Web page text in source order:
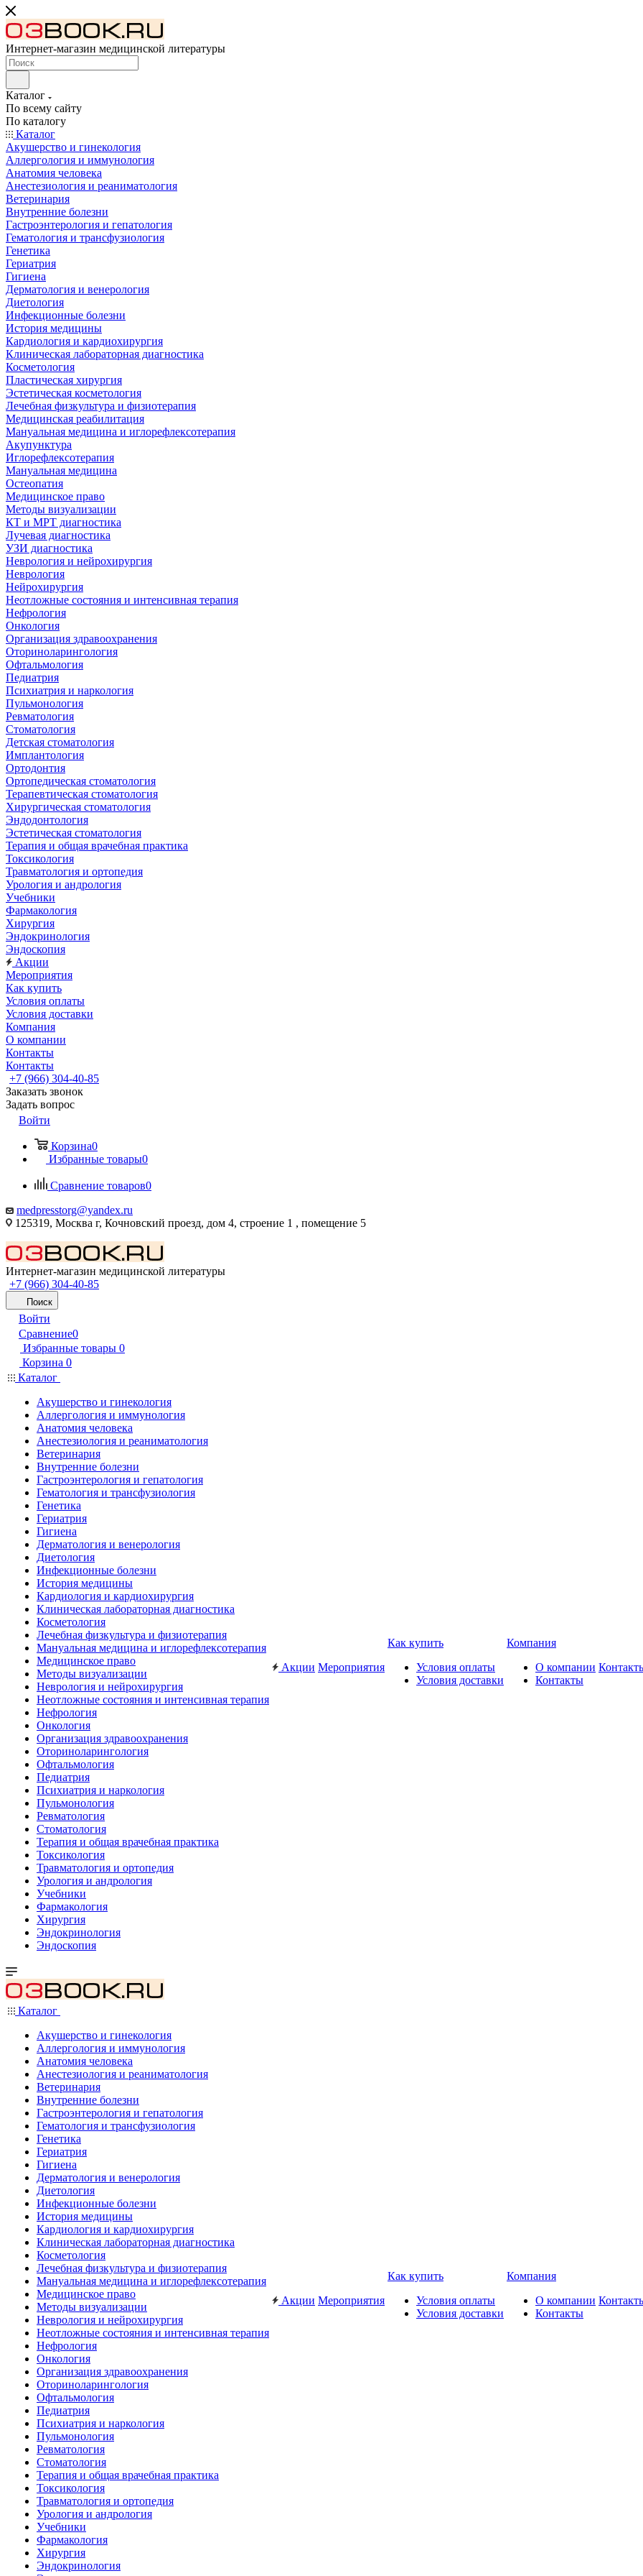
Интернет-магазин медицинской литературы
Каталог
По всему сайту
По каталогу
Каталог
Акушерство и гинекология
Аллергология и иммунология
Анатомия человека
Анестезиология и реаниматология
Ветеринария
Внутренние болезни
Гастроэнтерология и гепатология
Гематология и трансфузиология
Генетика
Гериатрия
Гигиена
Дерматология и венерология
Диетология
Инфекционные болезни
История медицины
Кардиология и кардиохирургия
Клиническая лабораторная диагностика
Косметология
Пластическая хирургия
Эстетическая косметология
Лечебная физкультура и физиотерапия
Медицинская реабилитация
Мануальная медицина и иглорефлексотерапия
Акупунктура
Иглорефлексотерапия
Мануальная медицина
Остеопатия
Медицинское право
Методы визуализации
КТ и МРТ диагностика
Лучевая диагностика
УЗИ диагностика
Неврология и нейрохирургия
Неврология
Нейрохирургия
Неотложные состояния и интенсивная терапия
Нефрология
Онкология
Организация здравоохранения
Оториноларингология
Офтальмология
Педиатрия
Психиатрия и наркология
Пульмонология
Ревматология
Стоматология
Детская стоматология
Имплантология
Ортодонтия
Ортопедическая стоматология
Терапевтическая стоматология
Хирургическая стоматология
Эндодонтология
Эстетическая стоматология
Терапия и общая врачебная практика
Токсикология
Травматология и ортопедия
Урология и андрология
Учебники
Фармакология
Хирургия
Эндокринология
Эндоскопия
Акции
Мероприятия
Как купить
Условия оплаты
Условия доставки
Компания
О компании
Контакты
Контакты
+7 (966) 304-40-85
Заказать звонок
Задать вопрос
Войти
Корзина0
Избранные товары0
Сравнение товаров0
medpresstorg@yandex.ru
125319, Москва г, Кочновский проезд, дом 4, строение 1 , помещение 5
Интернет-магазин медицинской литературы
+7 (966) 304-40-85
Поиск
Войти
Сравнение0
Избранные товары 0
Корзина 0
Каталог
Акушерство и гинекология
Аллергология и иммунология
Анатомия человека
Анестезиология и реаниматология
Ветеринария
Внутренние болезни
Гастроэнтерология и гепатология
Гематология и трансфузиология
Генетика
Гериатрия
Гигиена
Дерматология и венерология
Диетология
Инфекционные болезни
История медицины
Кардиология и кардиохирургия
Клиническая лабораторная диагностика
Косметология
Лечебная физкультура и физиотерапия
Мануальная медицина и иглорефлексотерапия
Медицинское право
Методы визуализации
Неврология и нейрохирургия
Неотложные состояния и интенсивная терапия
Нефрология
Онкология
Организация здравоохранения
Оториноларингология
Офтальмология
Педиатрия
Психиатрия и наркология
Пульмонология
Ревматология
Стоматология
Терапия и общая врачебная практика
Токсикология
Травматология и ортопедия
Урология и андрология
Учебники
Фармакология
Хирургия
Эндокринология
Эндоскопия
Акции Мероприятия
Как купить
Условия оплаты
Условия доставки
Компания
О компании
Контакты
Каталог
Акушерство и гинекология
Аллергология и иммунология
Анатомия человека
Анестезиология и реаниматология
Ветеринария
Внутренние болезни
Гастроэнтерология и гепатология
Гематология и трансфузиология
Генетика
Гериатрия
Гигиена
Дерматология и венерология
Диетология
Инфекционные болезни
История медицины
Кардиология и кардиохирургия
Клиническая лабораторная диагностика
Косметология
Лечебная физкультура и физиотерапия
Мануальная медицина и иглорефлексотерапия
Медицинское право
Методы визуализации
Неврология и нейрохирургия
Неотложные состояния и интенсивная терапия
Нефрология
Онкология
Организация здравоохранения
Оториноларингология
Офтальмология
Педиатрия
Психиатрия и наркология
Пульмонология
Ревматология
Стоматология
Терапия и общая врачебная практика
Токсикология
Травматология и ортопедия
Урология и андрология
Учебники
Фармакология
Хирургия
Эндокринология
Акции Мероприятия
Как купить
Условия оплаты
Условия доставки
Компания
О компании
Контакты